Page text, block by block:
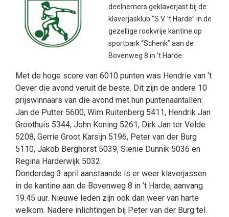
deelnemers geklaverjast bij de
klaverjasklub “S.V. ’t Harde” in de
gezellige rookvrije kantine op
sportpark “Schenk” aan de
Bovenweg 8 in ’t Harde.
Met de hoge score van 6010 punten was Hendrie van ‘t
Oever die avond veruit de beste. Dit zijn de andere 10
prijswinnaars van die avond met hun puntenaantallen:
Jan de Putter 5600, Wim Ruitenberg 5411, Hendrik Jan
Groothuis 5344, John Koning 5261, Dirk Jan ter Velde
5208, Gerrie Groot Karsijn 5196, Peter van der Burg
5110, Jakob Berghorst 5039, Sienie Dunnik 5036 en
Regina Harderwijk 5032.
Donderdag 3 april aanstaande is er weer klaverjassen
in de kantine aan de Bovenweg 8 in ’t Harde, aanvang
19.45 uur. Nieuwe leden zijn ook dan weer van harte
welkom. Nadere inlichtingen bij Peter van der Burg tel.